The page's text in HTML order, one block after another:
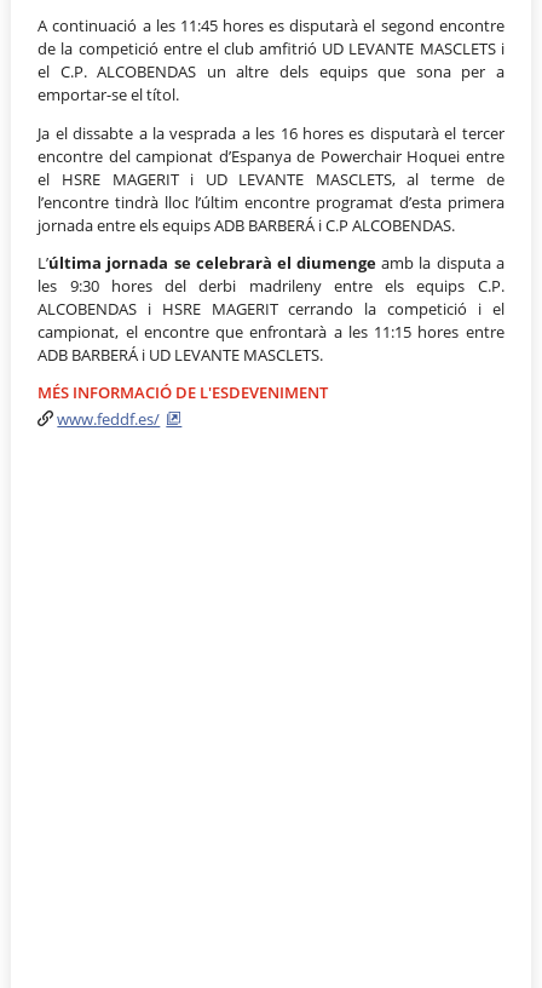
A continuació a les 11:45 hores es disputarà el segond encontre
de la competició entre el club amfitrió UD LEVANTE MASCLETS i
el C.P. ALCOBENDAS un altre dels equips que sona per a
emportar-se el títol.
Ja el dissabte a la vesprada a les 16 hores es disputarà el tercer
encontre del campionat d’Espanya de Powerchair Hoquei entre
el HSRE MAGERIT i UD LEVANTE MASCLETS, al terme de
l’encontre tindrà lloc l’últim encontre programat d’esta primera
jornada entre els equips ADB BARBERÁ i C.P ALCOBENDAS.
L’última jornada se celebrarà el diumenge amb la disputa a
les 9:30 hores del derbi madrileny entre els equips C.P.
ALCOBENDAS i HSRE MAGERIT cerrando la competició i el
campionat, el encontre que enfrontarà a les 11:15 hores entre
ADB BARBERÁ i UD LEVANTE MASCLETS.
MÉS INFORMACIÓ DE L'ESDEVENIMENT
www.feddf.es/